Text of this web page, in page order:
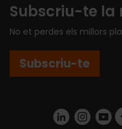
Subscriu-te la
No et perdes els millors
Subscriu-te
https://www.linkedin.com/company/turismo-
https://